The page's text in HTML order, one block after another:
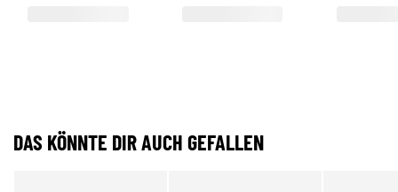
DAS KÖNNTE DIR AUCH GEFALLEN